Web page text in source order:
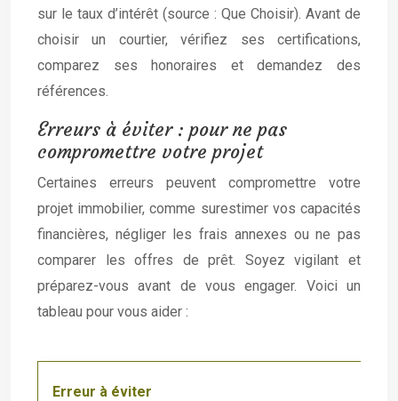
sur le taux d’intérêt (source : Que Choisir). Avant de
choisir un courtier, vérifiez ses certifications,
comparez ses honoraires et demandez des
références.
Erreurs à éviter : pour ne pas
compromettre votre projet
Certaines erreurs peuvent compromettre votre
projet immobilier, comme surestimer vos capacités
financières, négliger les frais annexes ou ne pas
comparer les offres de prêt. Soyez vigilant et
préparez-vous avant de vous engager. Voici un
tableau pour vous aider :
Erreur à éviter